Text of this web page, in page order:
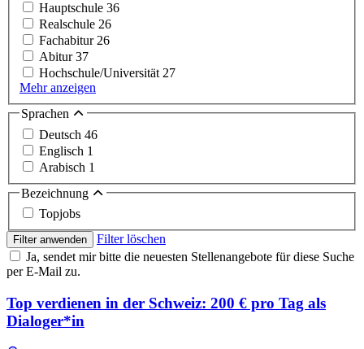
Hauptschule 36
Realschule 26
Fachabitur 26
Abitur37
Hochschule/Universität 27
Mehr anzeigen
Sprachen
Deutsch 46
Englisch 1
Arabisch 1
Bezeichnung
Topjobs
Filter anwenden
Filter löschen
Ja, sendet mir bitte die neuesten Stellenangebote für diese Suche
per E-Mail zu.
Top verdienen in der Schweiz: 200 € pro Tag als
Dialoger*in